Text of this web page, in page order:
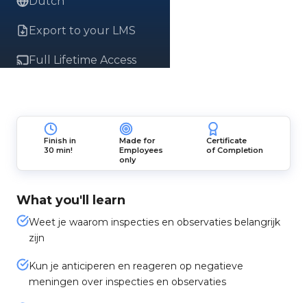
Export to your LMS
Full Lifetime Access
Finish in
30 min!
Made for
Employees
only
Certificate
of Completion
What you'll learn
Weet je waarom inspecties en observaties belangrijk
zijn
Kun je anticiperen en reageren op negatieve
meningen over inspecties en observaties